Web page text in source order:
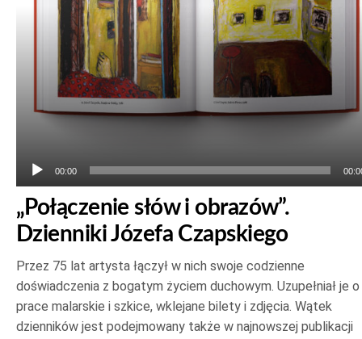
00:00
„Połączenie słów i obrazów”.
Dzienniki Józefa Czapskiego
Przez 75 lat artysta łączył w nich swoje codzienne
doświadczenia z bogatym życiem duchowym. Uzupełniał je o
prace malarskie i szkice, wklejane bilety i zdjęcia. Wątek
dzienników jest podejmowany także w najnowszej publikacji